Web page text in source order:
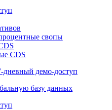
дневный
базу данных
свопы
CDS
дневный